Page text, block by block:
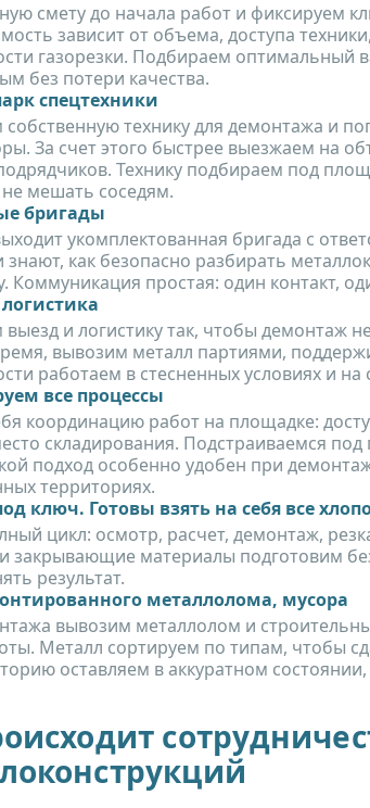
смету до начала работ и фиксируем
зависит от объема, доступа
газорезки. Подбираем оптимальный
без потери качества.
спецтехники
технику для демонтажа и
За счет этого быстрее выезжаем на
Технику подбираем под
мешать соседям.
бригады
укомплектованная бригада с
как безопасно разбирать
Коммуникация простая: один контакт,
выезд и логистику так, чтобы демонтаж
вывозим металл партиями,
работаем в стесненных условиях и
все процессы
координацию работ на площадке:
складирования. Подстраиваемся
подход особенно удобен при
территориях.
ключ. Готовы взять на себя все
цикл: осмотр, расчет, демонтаж,
закрывающие материалы подготовим без
результат.
металлолома, мусора
вывозим металлолом и
Металл сортируем по типам, чтобы
оставляем в аккуратном состоянии,